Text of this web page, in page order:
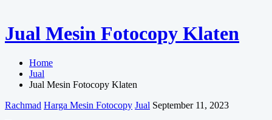
Jual Mesin Fotocopy Klaten
Home
Jual
Jual Mesin Fotocopy Klaten
Rachmad Harga Mesin Fotocopy Jual September 11, 2023